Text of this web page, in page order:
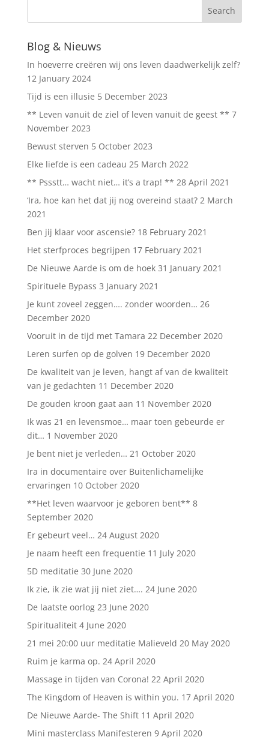
Blog & Nieuws
In hoeverre creëren wij ons leven daadwerkelijk zelf?
12 January 2024
Tijd is een illusie 5 December 2023
** Leven vanuit de ziel of leven vanuit de geest ** 7
November 2023
Bewust sterven 5 October 2023
Elke liefde is een cadeau 25 March 2022
** Pssstt… wacht niet… it’s a trap! ** 28 April 2021
‘Ira, hoe kan het dat jij nog overeind staat? 2 March
2021
Ben jij klaar voor ascensie? 18 February 2021
Het sterfproces begrijpen 17 February 2021
De Nieuwe Aarde is om de hoek 31 January 2021
Spirituele Bypass 3 January 2021
Je kunt zoveel zeggen…. zonder woorden… 26
December 2020
Vooruit in de tijd met Tamara 22 December 2020
Leren surfen op de golven 19 December 2020
De kwaliteit van je leven, hangt af van de kwaliteit
van je gedachten 11 December 2020
De gouden kroon gaat aan 11 November 2020
Ik was 21 en levensmoe… maar toen gebeurde er
dit… 1 November 2020
Je bent niet je verleden… 21 October 2020
Ira in documentaire over Buitenlichamelijke
ervaringen 10 October 2020
**Het leven waarvoor je geboren bent** 8
September 2020
Er gebeurt veel… 24 August 2020
Je naam heeft een frequentie 11 July 2020
5D meditatie 30 June 2020
Ik zie, ik zie wat jij niet ziet…. 24 June 2020
De laatste oorlog 23 June 2020
Spiritualiteit 4 June 2020
21 mei 20:00 uur meditatie Malieveld 20 May 2020
Ruim je karma op. 24 April 2020
Massage in tijden van Corona! 22 April 2020
The Kingdom of Heaven is within you. 17 April 2020
De Nieuwe Aarde- The Shift 11 April 2020
Mini masterclass Manifesteren 9 April 2020